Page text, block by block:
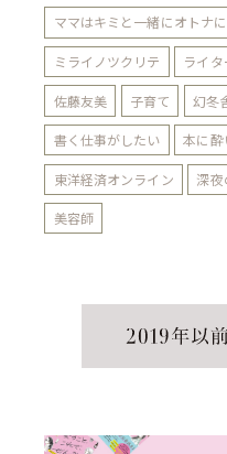
ママはキミと一緒にオトナ
ミライノツクリテ ライタ
佐藤友美 子育て 幻冬
書く仕事がしたい 本に酔
東洋経済オンライン 深夜
美容師